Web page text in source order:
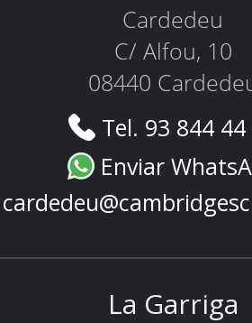
Cardedeu
C/ Alfou, 10
08440
Tel. 93 844
Enviar
La Garriga